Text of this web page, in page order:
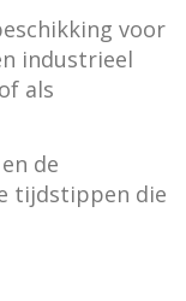
voor
industrieel
als
de
tijdstippen die